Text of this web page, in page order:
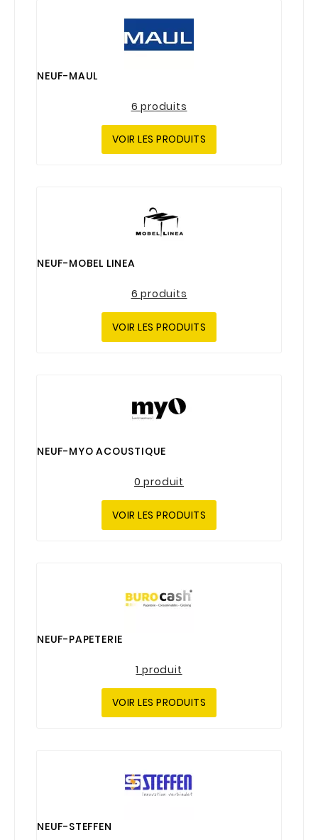
NEUF-MAUL
6 produits
VOIR LES PRODUITS
NEUF-MOBEL LINEA
6 produits
VOIR LES PRODUITS
NEUF-MYO ACOUSTIQUE
0 produit
VOIR LES PRODUITS
NEUF-PAPETERIE
1 produit
VOIR LES PRODUITS
NEUF-STEFFEN